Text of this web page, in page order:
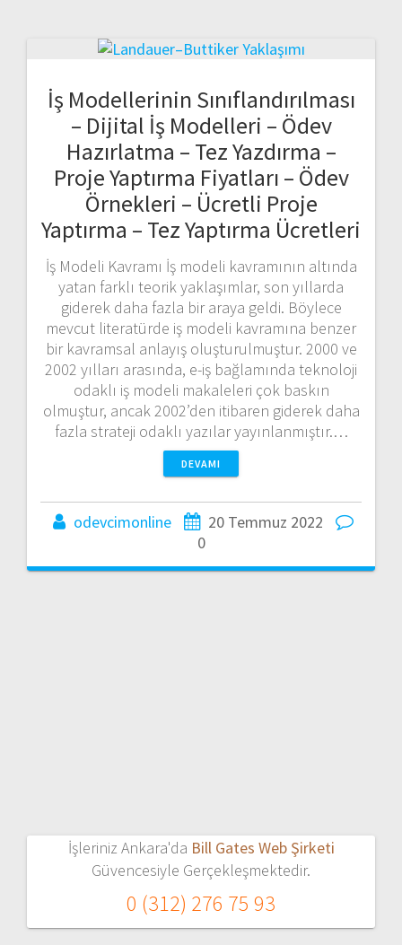
İş Modellerinin Sınıflandırılması
– Dijital İş Modelleri – Ödev
Hazırlatma – Tez Yazdırma –
Proje Yaptırma Fiyatları – Ödev
Örnekleri – Ücretli Proje
Yaptırma – Tez Yaptırma Ücretleri
İş Modeli Kavramı İş modeli kavramının altında
yatan farklı teorik yaklaşımlar, son yıllarda
giderek daha fazla bir araya geldi. Böylece
mevcut literatürde iş modeli kavramına benzer
bir kavramsal anlayış oluşturulmuştur. 2000 ve
2002 yılları arasında, e-iş bağlamında teknoloji
odaklı iş modeli makaleleri çok baskın
olmuştur, ancak 2002’den itibaren giderek daha
fazla strateji odaklı yazılar yayınlanmıştır.…
DEVAMI
odevcimonline
20 Temmuz 2022
0
İşleriniz Ankara'da Bill Gates Web Şirketi
Güvencesiyle Gerçekleşmektedir.
0 (312) 276 75 93